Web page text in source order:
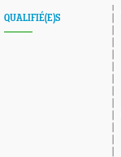
QUALIFIÉ(E)S